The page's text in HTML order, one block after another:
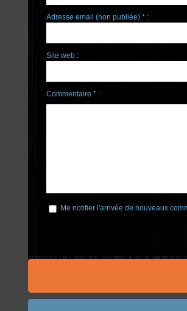
Adresse email (non publiée) * :
Site web :
Commentaire * :
Me notifier l'arrivée de nouveaux